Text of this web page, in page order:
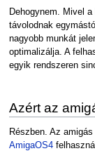
Dehogynem. Mivel
távolodnak
nagyobb munkát
optimalizálja. A
egyik rendszeren
Azért az
Részben. Az
AmigaOS4